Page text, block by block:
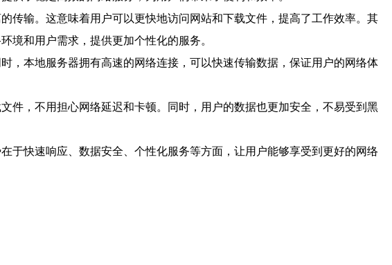
传输。这意味着用户可以更快地访问网站和下载文件，提高了工作效率。其
境和用户需求，提供更加个性化的服务。
，本地服务器拥有高速的网络连接，可以快速传输数据，保证用户的网络体
件，不用担心网络延迟和卡顿。同时，用户的数据也更加安全，不易受到黑
于快速响应、数据安全、个性化服务等方面，让用户能够享受到更好的网络